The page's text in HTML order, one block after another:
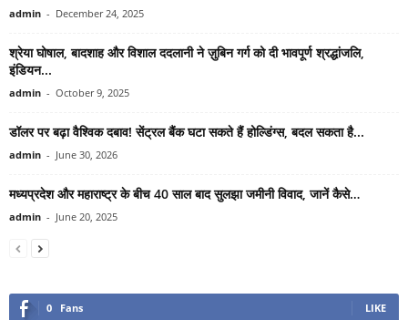
admin - December 24, 2025
श्रेया घोषाल, बादशाह और विशाल ददलानी ने ज़ुबिन गर्ग को दी भावपूर्ण श्रद्धांजलि,
इंडियन...
admin - October 9, 2025
डॉलर पर बढ़ा वैश्विक दबाव! सेंट्रल बैंक घटा सकते हैं होल्डिंग्स, बदल सकता है...
admin - June 30, 2026
मध्यप्रदेश और महाराष्ट्र के बीच 40 साल बाद सुलझा जमीनी विवाद, जानें कैसे…
admin - June 20, 2025
0 Fans LIKE